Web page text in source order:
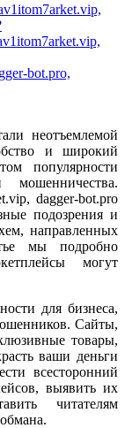
bot.pro,
неотъемлемой
и широкий
популярности
мошенничества.
dagger-bot.pro
подозрения и
направленных
мы подробно
могут
для бизнеса,
Сайты,
товары,
ваши деньги
всесторонний
выявить их
читателям